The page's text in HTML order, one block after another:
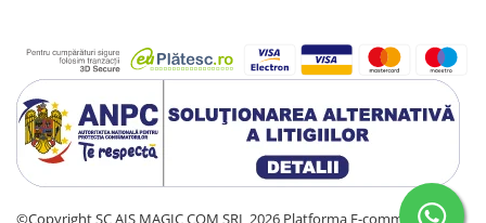
©Copyright SC AIS MAGIC COM SRL 2026 Platforma E-commerce by